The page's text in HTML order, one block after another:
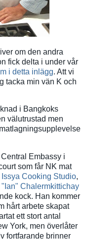
om den andra
fick delta i under vår
i detta inlägg. Att vi
tacka min vän K och
i Bangkoks
välutrustad men
Embassy i
som får NK mat
Issya Cooking Studio,
"Ian" Chalermkittichay
kock. Han kommer
hårt arbete skapat
ett stort antal
York, men överlåter
fortfarande brinner